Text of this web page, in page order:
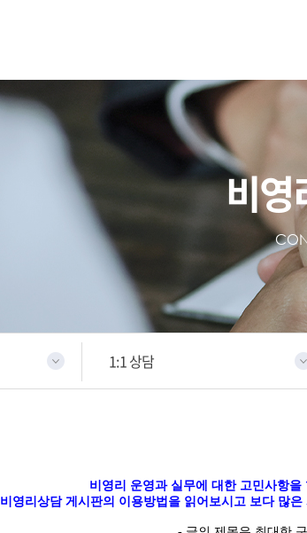
비영
1:1 상담
비영리 운영과 실무에 대한 고민사항
비영리상담 게시판의 이용방법을 읽어보시고 보다 많